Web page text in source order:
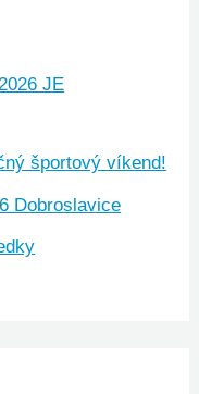
JE
športový víkend!
Dobroslavice